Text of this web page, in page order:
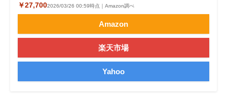
￥27,7002026/03/26 00:59時点｜Amazon調べ
Amazon
楽天市場
Yahoo